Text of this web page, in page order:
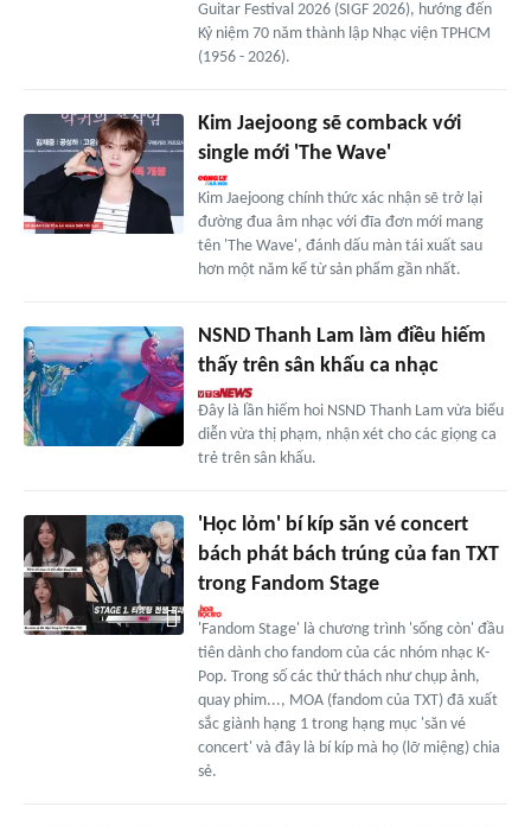
Guitar Festival 2026 (SIGF 2026), hướng đến
Kỷ niệm 70 năm thành lập Nhạc viện TPHCM
(1956 - 2026).
Kim Jaejoong sẽ comback với
single mới 'The Wave'
Kim Jaejoong chính thức xác nhận sẽ trở lại
đường đua âm nhạc với đĩa đơn mới mang
tên 'The Wave', đánh dấu màn tái xuất sau
hơn một năm kể từ sản phẩm gần nhất.
NSND Thanh Lam làm điều hiếm
thấy trên sân khấu ca nhạc
Đây là lần hiếm hoi NSND Thanh Lam vừa biểu
diễn vừa thị phạm, nhận xét cho các giọng ca
trẻ trên sân khấu.
'Học lỏm' bí kíp săn vé concert
bách phát bách trúng của fan TXT
trong Fandom Stage
'Fandom Stage' là chương trình 'sống còn' đầu
tiên dành cho fandom của các nhóm nhạc K-
Pop. Trong số các thử thách như chụp ảnh,
quay phim..., MOA (fandom của TXT) đã xuất
sắc giành hạng 1 trong hạng mục 'săn vé
concert' và đây là bí kíp mà họ (lỡ miệng) chia
sẻ.